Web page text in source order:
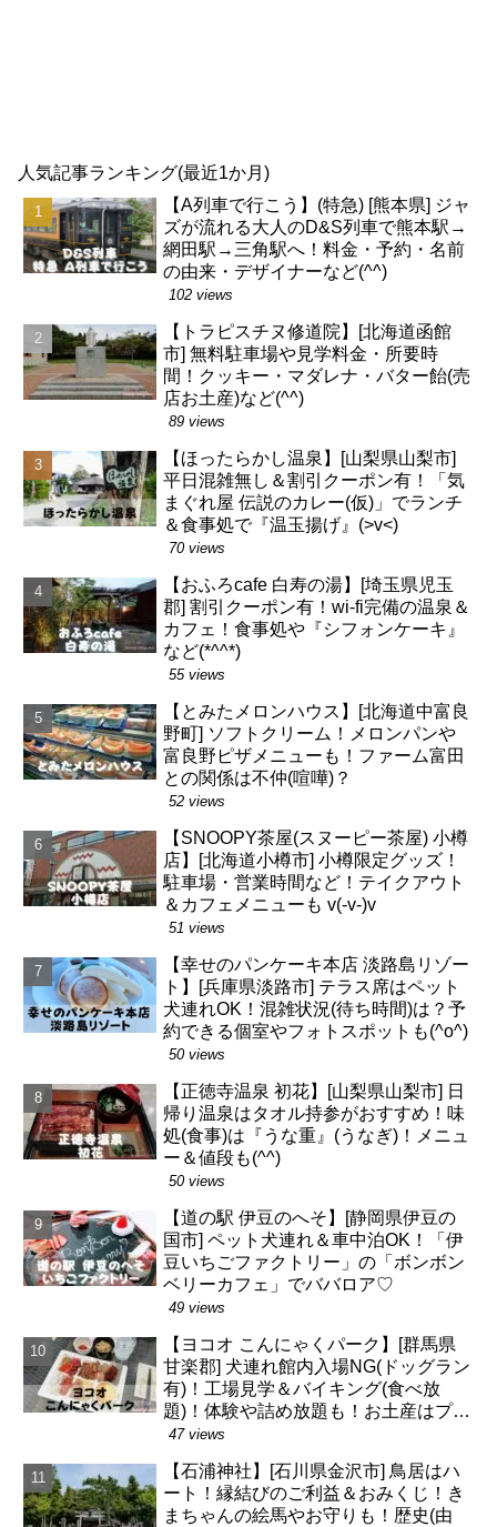
人気記事ランキング(最近1か月)
【A列車で行こう】(特急) [熊本県] ジャ
ズが流れる大人のD&S列車で熊本駅→
網田駅→三角駅へ！料金・予約・名前
の由来・デザイナーなど(^^)
102 views
【トラピスチヌ修道院】[北海道函館
市] 無料駐車場や見学料金・所要時
間！クッキー・マダレナ・バター飴(売
店お土産)など(^^)
89 views
【ほったらかし温泉】[山梨県山梨市]
平日混雑無し＆割引クーポン有！「気
まぐれ屋 伝説のカレー(仮)」でランチ
＆食事処で『温玉揚げ』(>v<)
70 views
【おふろcafe 白寿の湯】[埼玉県児玉
郡] 割引クーポン有！wi-fi完備の温泉＆
カフェ！食事処や『シフォンケーキ』
など(*^^*)
55 views
【とみたメロンハウス】[北海道中富良
野町] ソフトクリーム！メロンパンや
富良野ピザメニューも！ファーム富田
との関係は不仲(喧嘩)？
52 views
【SNOOPY茶屋(スヌーピー茶屋) 小樽
店】[北海道小樽市] 小樽限定グッズ！
駐車場・営業時間など！テイクアウト
＆カフェメニューも v(-v-)v
51 views
【幸せのパンケーキ本店 淡路島リゾー
ト】[兵庫県淡路市] テラス席はペット
犬連れOK！混雑状況(待ち時間)は？予
約できる個室やフォトスポットも(^o^)
50 views
【正徳寺温泉 初花】[山梨県山梨市] 日
帰り温泉はタオル持参がおすすめ！味
処(食事)は『うな重』(うなぎ)！メニュ
ー＆値段も(^^)
50 views
【道の駅 伊豆のへそ】[静岡県伊豆の
国市] ペット犬連れ＆車中泊OK！「伊
豆いちごファクトリー」の「ボンボン
ベリーカフェ」でババロア♡
49 views
【ヨコオ こんにゃくパーク】[群馬県
甘楽郡] 犬連れ館内入場NG(ドッグラン
有)！工場見学＆バイキング(食べ放
題)！体験や詰め放題も！お土産はプリ
ン(*^^*)
47 views
【石浦神社】[石川県金沢市] 鳥居はハ
ート！縁結びのご利益＆おみくじ！き
まちゃんの絵馬やお守りも！歴史(由